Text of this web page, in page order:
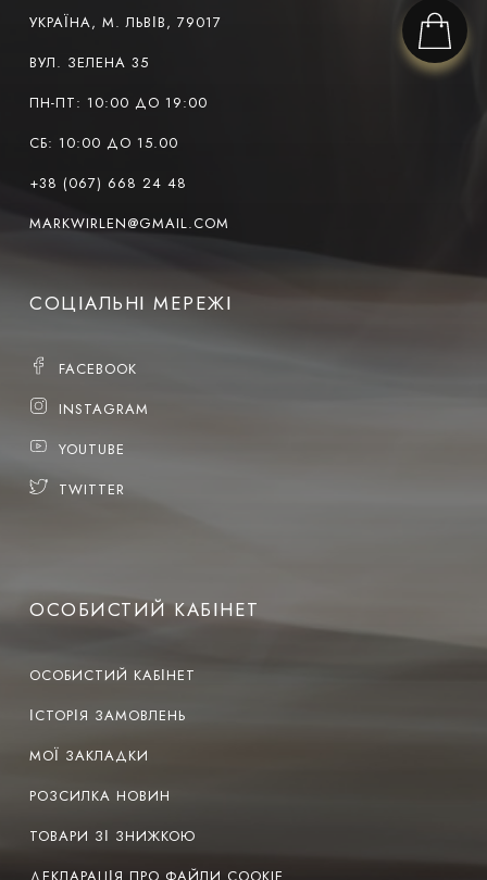
УКРАЇНА, М. ЛЬВІВ, 79017
ВУЛ. ЗЕЛЕНА 35
ПН-ПТ: 10:00 ДО 19:00
СБ: 10:00 ДО 15.00
+38 (067) 668 24 48
MARKWIRLEN@GMAIL.COM
СОЦІАЛЬНІ МЕРЕЖІ
FACEBOOK
INSTAGRAM
YOUTUBE
TWITTER
ОСОБИСТИЙ КАБІНЕТ
ОСОБИСТИЙ КАБІНЕТ
ІСТОРІЯ ЗАМОВЛЕНЬ
МОЇ ЗАКЛАДКИ
РОЗСИЛКА НОВИН
ТОВАРИ ЗІ ЗНИЖКОЮ